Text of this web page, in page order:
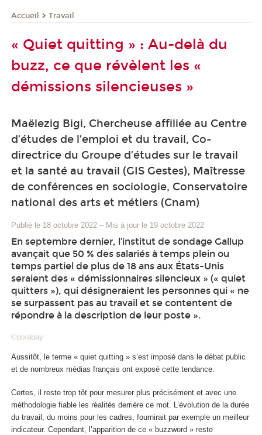
Accueil Travail
« Quiet quitting » : Au-delà du
buzz, ce que révèlent les «
démissions silencieuses »
Maëlezig Bigi, Chercheuse affiliée au Centre
d’études de l’emploi et du travail, Co-
directrice du Groupe d’études sur le travail
et la santé au travail (GIS Gestes), Maîtresse
de conférences en sociologie, Conservatoire
national des arts et métiers (Cnam)
Publié le 18 octobre 2022 – Mis à jour le 19 octobre 2022
En septembre dernier, l’institut de sondage Gallup
avançait que 50 % des salariés à temps plein ou
temps partiel de plus de 18 ans aux États-Unis
seraient des « démissionnaires silencieux » (« quiet
quitters »), qui désigneraient les personnes qui « ne
se surpassent pas au travail et se contentent de
répondre à la description de leur poste ».
©pixabay
Aussitôt, le terme « quiet quitting » s’est imposé dans le débat public
et de nombreux médias français ont exposé cette tendance.
Certes, il reste trop tôt pour mesurer plus précisément et avec une
méthodologie fiable les réalités derrière ce mot. L’évolution de la durée
du travail, du moins pour les cadres, fournirait par exemple un meilleur
indicateur. Cependant, l’apparition de ce « buzzword » reste